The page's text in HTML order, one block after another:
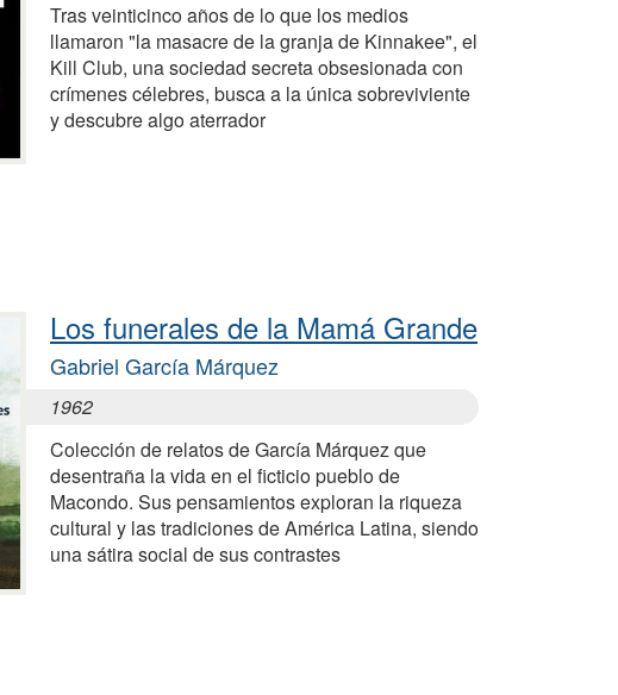
Tras veinticinco años de lo que los medios
llamaron "la masacre de la granja de Kinnakee", el
Kill Club, una sociedad secreta obsesionada con
crímenes célebres, busca a la única sobreviviente
y descubre algo aterrador
Los funerales de la Mamá Grande
Gabriel García Márquez
1962
Colección de relatos de García Márquez que
desentraña la vida en el ficticio pueblo de
Macondo. Sus pensamientos exploran la riqueza
cultural y las tradiciones de América Latina, siendo
una sátira social de sus contrastes